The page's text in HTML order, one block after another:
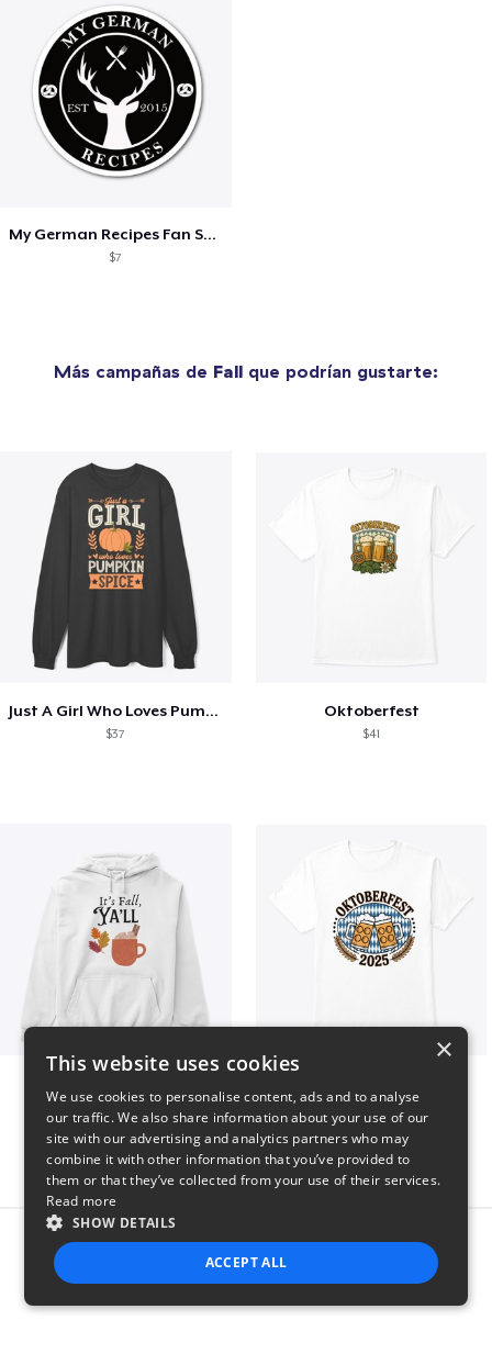
My German Recipes Fan Shop
$7
Más campañas de Fall que podrían gustarte:
Just A Girl Who Loves Pumpkin Spice
$37
Oktoberfest
$41
Report this product
×
This website uses cookies
We use cookies to personalise content, ads and to analyse
our traffic. We also share information about your use of our
site with our advertising and analytics partners who may
combine it with other information that you’ve provided to
them or that they’ve collected from your use of their services.
Read more
SHOW DETAILS
ACCEPT ALL
STRICTLY NECESSARY PERFORMANCE